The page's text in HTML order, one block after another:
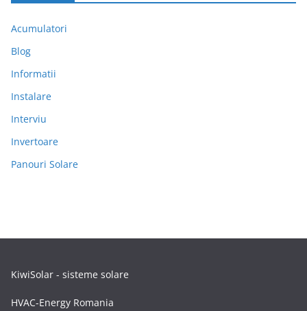
Acumulatori
Blog
Informatii
Instalare
Interviu
Invertoare
Panouri Solare
KiwiSolar - sisteme solare
HVAC-Energy Romania